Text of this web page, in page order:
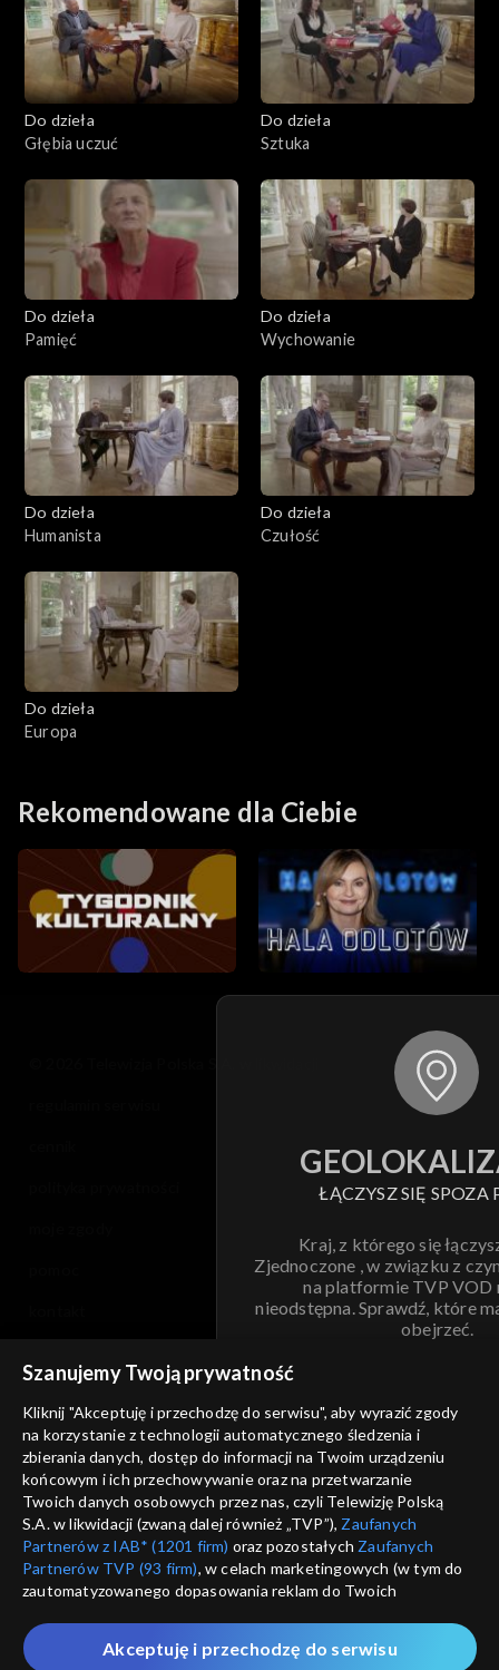
Do dzieła
Głębia uczuć
Do dzieła
Sztuka
Do dzieła
Pamięć
Do dzieła
Wychowanie
Do dzieła
Humanista
Do dzieła
Czułość
Do dzieła
Europa
Rekomendowane dla Ciebie
ŁĄCZYSZ SIĘ SPOZA
Kraj, z którego się
Zjednoczone , w związku z
na platformie TVP VOD
nieodstępna. Sprawdź, które
obejrzeć.
ANULUJ
informacje o dostawcy usług
Szanujemy Twoją prywatność
Kliknij "Akceptuję i przechodzę do serwisu", aby wyrazić zgody
na korzystanie z technologii automatycznego śledzenia i
zbierania danych, dostęp do informacji na Twoim urządzeniu
końcowym i ich przechowywanie oraz na przetwarzanie
Twoich danych osobowych przez nas, czyli Telewizję Polską
S.A. w likwidacji (zwaną dalej również „TVP”), Zaufanych
Partnerów z IAB* (1201 firm) oraz pozostałych Zaufanych
Partnerów TVP (93 firm), w celach marketingowych (w tym do
zautomatyzowanego dopasowania reklam do Twoich
które wskazujemy poniżej, a także zgody na udostępnianie
przez nas identyfikatora PPID do Google.
Akceptuję i przechodzę do serwisu